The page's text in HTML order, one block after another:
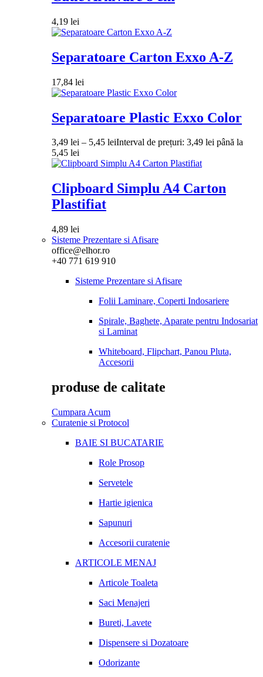
4,19 lei
Separatoare Carton Exxo A-Z
17,84 lei
Separatoare Plastic Exxo Color
3,49 lei – 5,45 leiInterval de prețuri: 3,49 lei până la
5,45 lei
Clipboard Simplu A4 Carton
Plastifiat
4,89 lei
Sisteme Prezentare si Afisare
office@elhor.ro
+40 771 619 910
Sisteme Prezentare si Afisare
Folii Laminare, Coperti Indosariere
Spirale, Baghete, Aparate pentru Indosariat
si Laminat
Whiteboard, Flipchart, Panou Pluta,
Accesorii
produse de calitate
Cumpara Acum
Curatenie si Protocol
BAIE SI BUCATARIE
Role Prosop
Servetele
Hartie igienica
Sapunuri
Accesorii curatenie
ARTICOLE MENAJ
Articole Toaleta
Saci Menajeri
Bureti, Lavete
Dispensere si Dozatoare
Odorizante